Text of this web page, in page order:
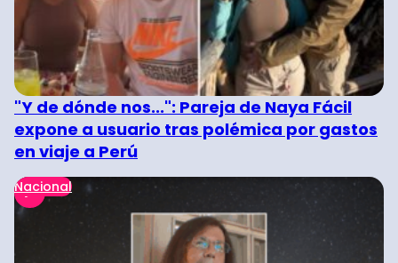
"Y de dónde nos...": Pareja de Naya Fácil
expone a usuario tras polémica por gastos
en viaje a Perú
Nacional